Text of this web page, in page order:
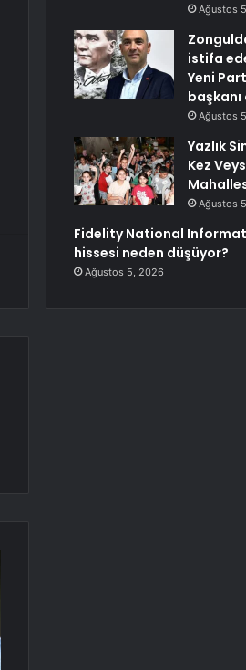
Ağustos
istifa
Yeni
başkanı
Ağustos
Yazlık
Kez
Ağustos
Fidelity National
hissesi neden düşüyor?
Ağustos 5, 2026